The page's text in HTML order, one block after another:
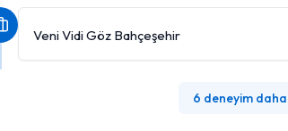
Veni Vidi Göz Bahçeşehir
6 deneyim daha